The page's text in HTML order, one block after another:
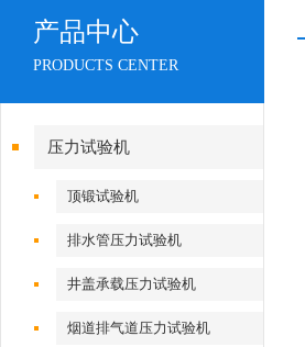
产品中心
PRODUCTS CENTER
压力试验机
顶锻试验机
排水管压力试验机
井盖承载压力试验机
烟道排气道压力试验机